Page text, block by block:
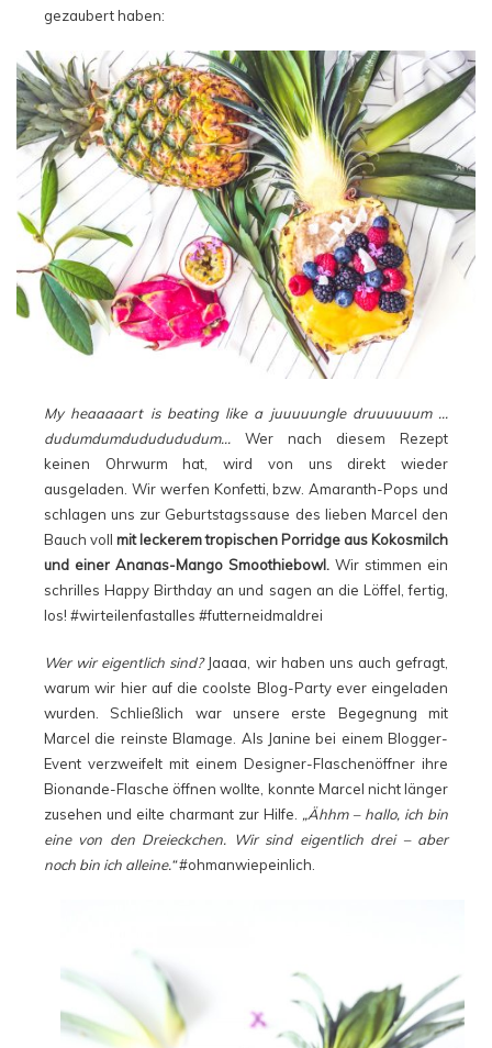
gezaubert haben:
My heaaaaart is beating like a juuuuungle druuuuuum …
dudumdumdududududum… Wer nach diesem Rezept
keinen Ohrwurm hat, wird von uns direkt wieder
ausgeladen. Wir werfen Konfetti, bzw. Amaranth-Pops und
schlagen uns zur Geburtstagssause des lieben Marcel den
Bauch voll mit leckerem tropischen Porridge aus Kokosmilch
und einer Ananas-Mango Smoothiebowl. Wir stimmen ein
schrilles Happy Birthday an und sagen an die Löffel, fertig,
los! #wirteilenfastalles #futterneidmaldrei
Wer wir eigentlich sind?Jaaaa, wir haben uns auch gefragt,
warum wir hier auf die coolste Blog-Party ever eingeladen
wurden. Schließlich war unsere erste Begegnung mit
Marcel die reinste Blamage. Als Janine bei einem Blogger-
Event verzweifelt mit einem Designer-Flaschenöffner ihre
Bionande-Flasche öffnen wollte, konnte Marcel nicht länger
zusehen und eilte charmant zur Hilfe. „Ähhm – hallo, ich bin
eine von den Dreieckchen. Wir sind eigentlich drei – aber
noch bin ich alleine.“#ohmanwiepeinlich.